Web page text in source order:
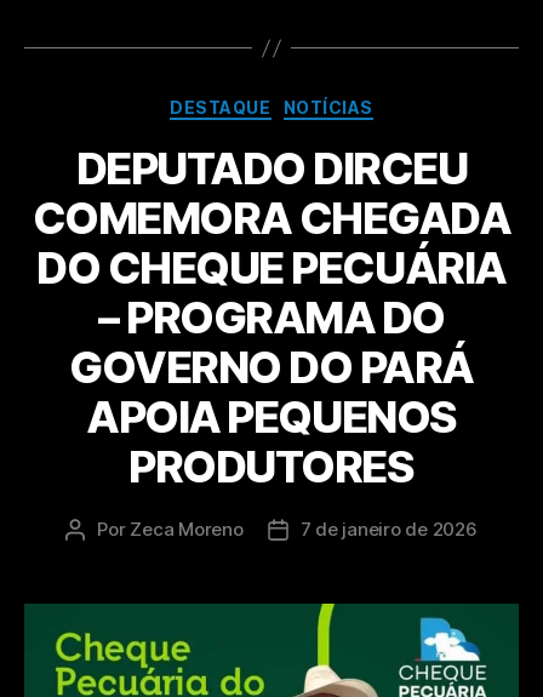
DESTAQUE NOTÍCIAS
DEPUTADO DIRCEU
COMEMORA CHEGADA
DO CHEQUE PECUÁRIA
– PROGRAMA DO
GOVERNO DO PARÁ
APOIA PEQUENOS
PRODUTORES
Por Zeca Moreno 7 de janeiro de 2026